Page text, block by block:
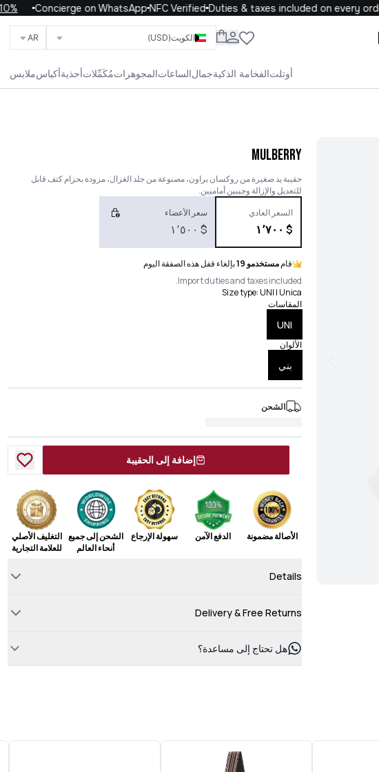
Duties & taxes included on every order
NFC Verified
Concierge on WhatsApp
الكويت(USD)
AR
ملابسأكياسأحذيةمُكَمِّلاتالمجوهراتالساعاتجمالالفخامة الذكيةأوتلت
ابحث عن العلامات التجارية والفئات والمنتجات
الكل النساء الرجال الأطفال الحياة
MULBERRY
حقيبة يد صغيرة من روكسان براون، مصنوعة من جلد الغزال، مزودة بحزام كتف قابل
للتعديل والإزالة وجيبين أماميين.
السعر العادي
$ ١٬٧٠٠
سعر الأعضاء
$ ١٬٥٠٠
قاممستخدمو 19
بإلغاء قفل هذه الصفقة اليوم
Import duties and taxes included.
Size type: UNI | Unica
المقاسات
UNI
الألوان
بني
الشحن
إضافة إلى الحقيبة
الأصالة مضمونة الدفع الآمن سهولة الإرجاع
الشحن إلى جميع
أنحاء العالم
التغليف الأصلي
للعلامة التجارية
Details
Delivery & Free Returns
هل تحتاج إلى مساعدة؟